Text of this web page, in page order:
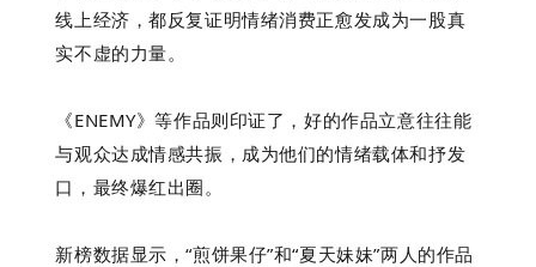
线上经济，都反复证明情绪消费正愈发成为一股真
实不虚的力量。
《ENEMY》等作品则印证了，好的作品立意往往能
与观众达成情感共振，成为他们的情绪载体和抒发
口，最终爆红出圈。
新榜数据显示，“煎饼果仔”和“夏天妹妹”两人的作品